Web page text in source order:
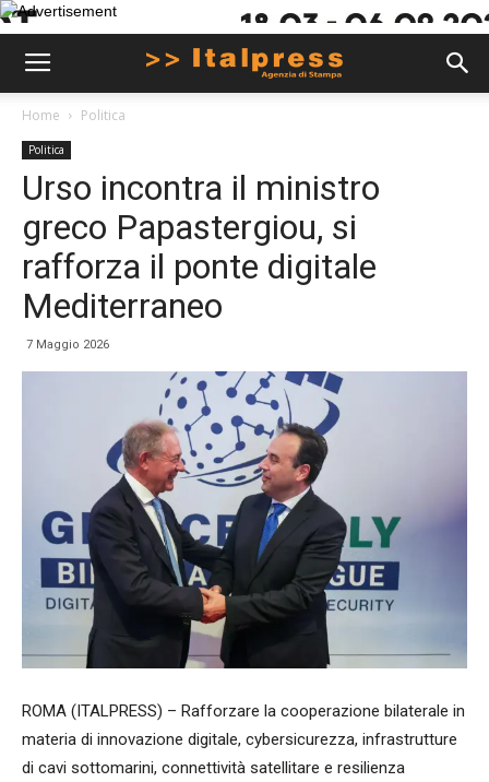
Home Politica
Politica
Urso incontra il ministro
greco Papastergiou, si
rafforza il ponte digitale
Mediterraneo
7 Maggio 2026
ROMA (ITALPRESS) – Rafforzare la cooperazione bilaterale in
materia di innovazione digitale, cybersicurezza, infrastrutture
di cavi sottomarini, connettività satellitare e resilienza